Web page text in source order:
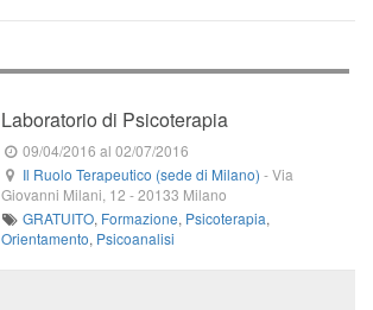
Laboratorio di Psicoterapia
09/04/2016 al 02/07/2016
Il Ruolo Terapeutico (sede di Milano) -Via
Giovanni Milani, 12 -20133 Milano
GRATUITO, Formazione, Psicoterapia,
Orientamento, Psicoanalisi